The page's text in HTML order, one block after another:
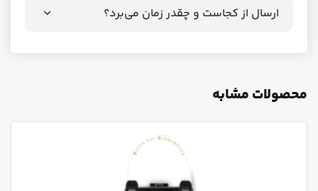
ارسال از کجاست و چقدر زمان می‌برد؟
محصولات مشابه